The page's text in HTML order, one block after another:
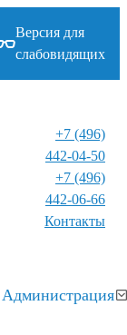
Версия для
слабовидящих
+7 (496)
442-04-50
+7 (496)
442-06-66
Контакты⁠
Администрация